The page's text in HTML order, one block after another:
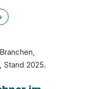
Stand 2025.